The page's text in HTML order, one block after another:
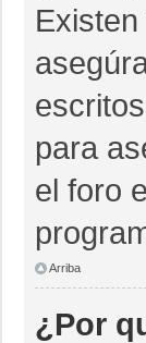
para
el foro
Arriba
¿Por